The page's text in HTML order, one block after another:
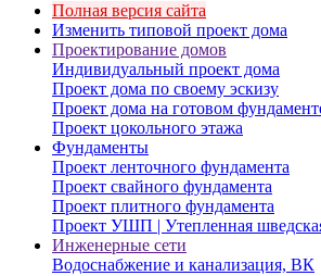
Полная версия сайта
Изменить типовой проект дома
Проектирование домов
Индивидуальный проект дома
Проект дома по своему эскизу
Проект дома на готовом
Проект цокольного этажа
Фундаменты
Проект ленточного фундамента
Проект свайного фундамента
Проект плитного фундамента
Проект УШП | Утепленная
Инженерные сети
Водоснабжение и канализация, ВК